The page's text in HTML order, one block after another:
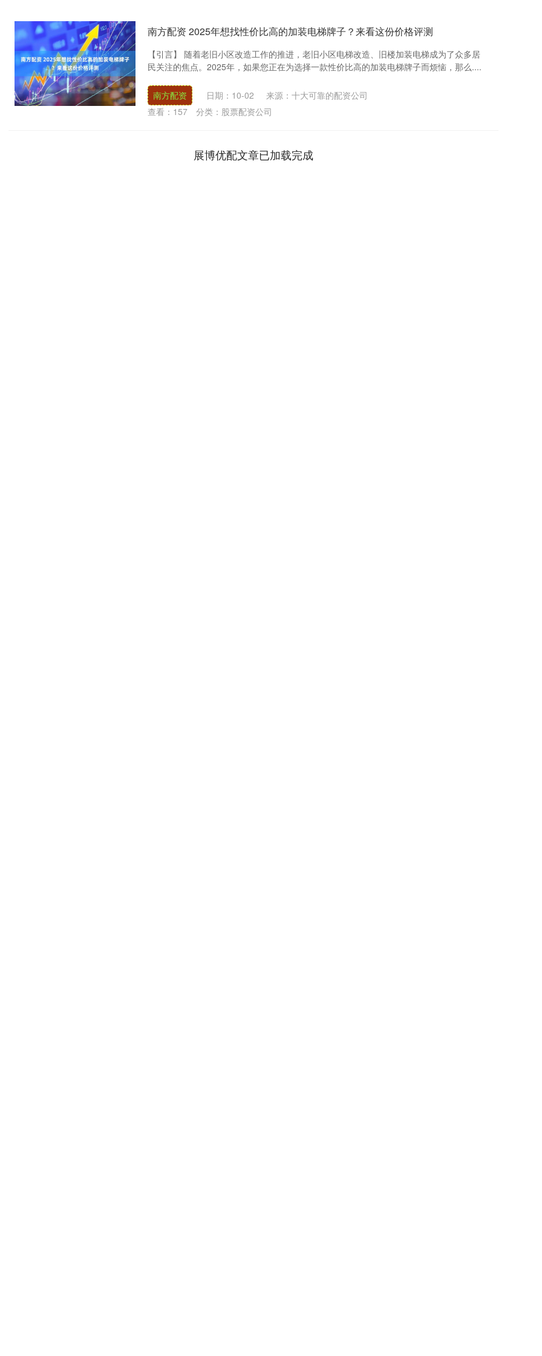
南方配资 2025年想找性价比高的加装电梯牌子？来看这份价格评测
【引言】 随着老旧小区改造工作的推进，老旧小区电梯改造、旧楼加装电梯成为了众多居
民关注的焦点。2025年，如果您正在为选择一款性价比高的加装电梯牌子而烦恼，那么....
南方配资 日期：10-02
来源：十大可靠的配资公司
查看： 157 分类： 股票配资公司
展博优配文章已加载完成